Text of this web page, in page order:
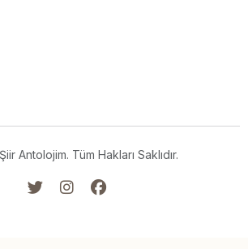
Antolojim. Tüm Hakları Saklıdır.